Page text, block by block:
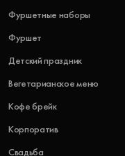
Фуршетные наборы
Фуршет
Детский праздник
Вегетарианское меню
Кофе брейк
Корпоратив
Свадьба